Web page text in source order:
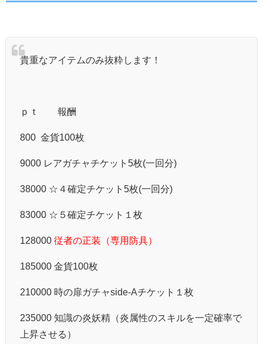
貴重なアイテムのみ抜粋します！
ｐｔ 報酬
800 金貨100枚
9000 レアガチャチケット5枚(一回分)
38000 ☆４確定チケット5枚(一回分)
83000 ☆５確定チケット１枚
128000 従者の正装（専用防具）
185000 金貨100枚
210000 時の扉ガチャside-Aチケット１枚
235000 知識の炎妖精（炎属性のスキルを一定確率で
上昇させる）